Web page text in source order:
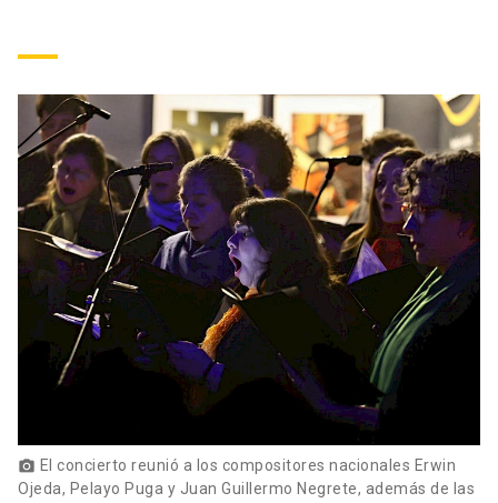
Personal
Alumni launch
Padres y familia
Vecinos launch
Correo UC
Mi Portal UC launch
Medios Biblioteca launch
Donaciones launch
photo_camera El concierto reunió a los compositores nacionales Erwin
Ojeda, Pelayo Puga y Juan Guillermo Negrete, además de las